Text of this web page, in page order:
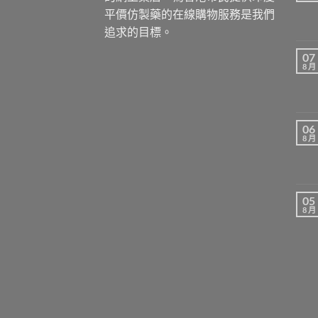
平價仿製藥的在線購物服務是我們
追求的目標。
07
8 月
06
8 月
05
8 月